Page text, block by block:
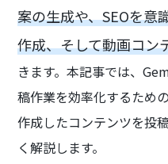
案の生成や、SEOを意
作成、そして動画コン
きます。本記事では、
稿作業を効率化するため
作成したコンテンツを投
く解説します。